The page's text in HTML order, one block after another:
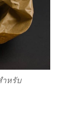
ำหรับ